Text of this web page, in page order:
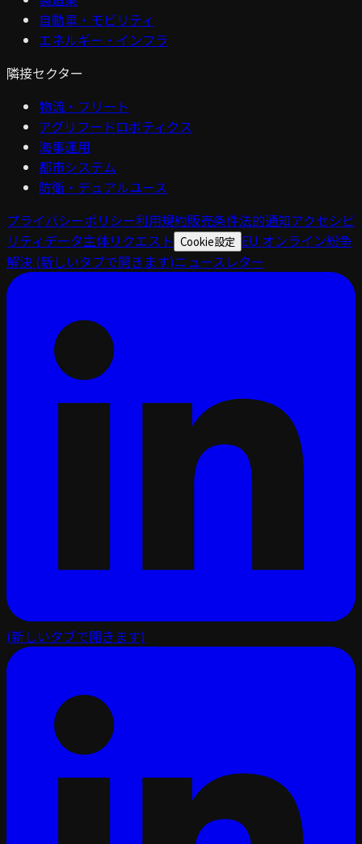
自動車・モビリティ
エネルギー・インフラ
隣接セクター
物流・フリート
アグリフードロボティクス
海事運用
都市システム
防衛・デュアルユース
プライバシーポリシー利用規約販売条件法的通知アクセシビ
リティデータ主体リクエスト Cookie設定 EU オンライン紛争
解決 (新しいタブで開きます)ニュースレター
(新しいタブで開きます)